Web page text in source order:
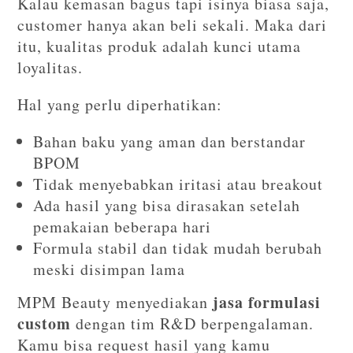
customer hanya akan beli sekali. Maka dari
itu, kualitas produk adalah kunci utama
loyalitas.
Hal yang perlu diperhatikan:
Bahan baku yang aman dan berstandar
BPOM
Tidak menyebabkan iritasi atau breakout
Ada hasil yang bisa dirasakan setelah
pemakaian beberapa hari
Formula stabil dan tidak mudah berubah
meski disimpan lama
MPM Beauty menyediakan jasa formulasi
custom dengan tim R&D berpengalaman.
Kamu bisa request hasil yang kamu